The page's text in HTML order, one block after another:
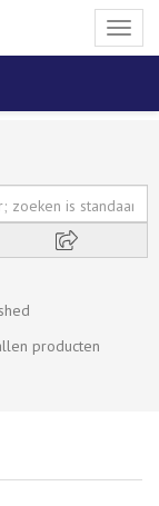
producten